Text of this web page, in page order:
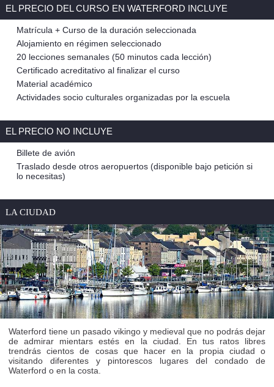
EL PRECIO DEL CURSO EN WATERFORD INCLUYE
Matrícula + Curso de la duración seleccionada
Alojamiento en régimen seleccionado
20 lecciones semanales (50 minutos cada lección)
Certificado acreditativo al finalizar el curso
Material académico
Actividades socio culturales organizadas por la escuela
EL PRECIO NO INCLUYE
Billete de avión
Traslado desde otros aeropuertos (disponible bajo petición si
lo necesitas)
LA CIUDAD
Waterford tiene un pasado vikingo y medieval que no podrás dejar
de admirar mientars estés en la ciudad. En tus ratos libres
trendrás cientos de cosas que hacer en la propia ciudad o
visitando diferentes y pintorescos lugares del condado de
Waterford o en la costa.